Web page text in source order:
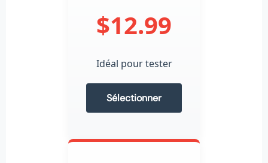
$12.99
Idéal pour tester
Sélectionner